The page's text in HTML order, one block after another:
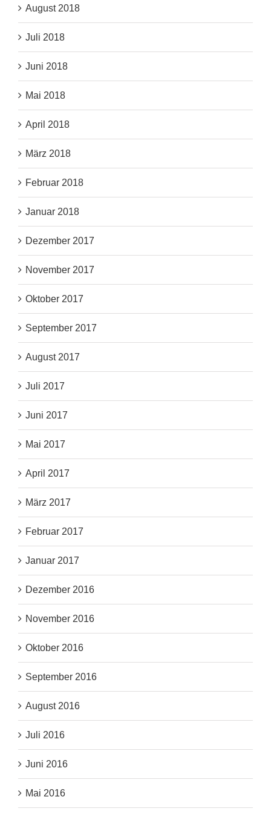
August 2018
Juli 2018
Juni 2018
Mai 2018
April 2018
März 2018
Februar 2018
Januar 2018
Dezember 2017
November 2017
Oktober 2017
September 2017
August 2017
Juli 2017
Juni 2017
Mai 2017
April 2017
März 2017
Februar 2017
Januar 2017
Dezember 2016
November 2016
Oktober 2016
September 2016
August 2016
Juli 2016
Juni 2016
Mai 2016